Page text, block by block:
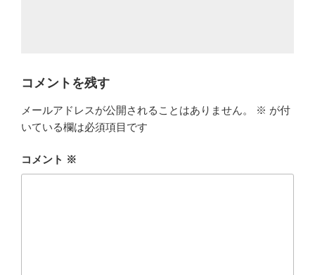
コメントを残す
メールアドレスが公開されることはありません。 ※ が付
いている欄は必須項目です
コメント ※